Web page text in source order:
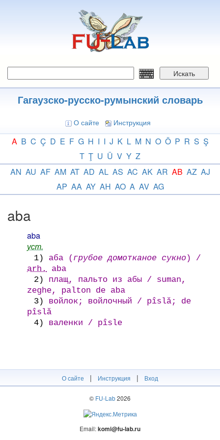
Искать
Гагаузско-русско-румынский словарь
О сайте Инструкция
A B C Ç D E F G H I I J K L M N O Ö P R S Ş
T Ţ U Ü V Y Z
AN AU AF AM AT AD AL AS AC AK AR AB AZ AJ
AP AA AY AH AO A AV AG
aba
aba
уст.
1) аба (грубое домотканое сукно) /
arh. aba
2)
плащ, пальто из абы / suman,
zeghe, palton de aba
3)
войлок; войлочный / pîslă; de
pîslă
4)
валенки / pîsle
О сайте | Инструкция | Вход
© FU-Lab2026
Email:komi@fu-lab.ru